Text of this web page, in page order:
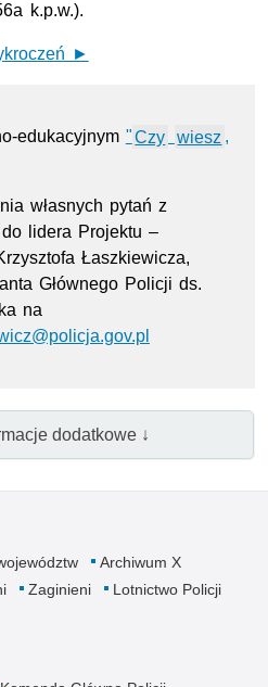
k.p.w.).
►
edukacyjnym "Czy wiesz ,
własnych pytań z
lidera Projektu –
Łaszkiewicza,
Głównego Policji ds.
na
dodatkowe ↓
Archiwum X
Zaginieni
Lotnictwo Policji